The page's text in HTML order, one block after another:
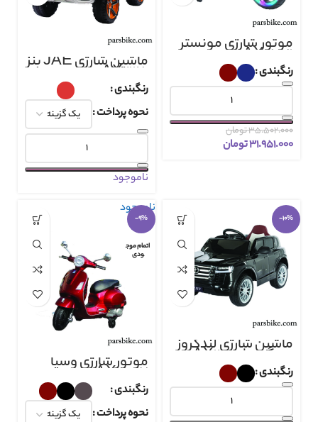
موتور شارژی مونستر
AX3071
رنگبندی
۳۵.۵۰۲.۰۰۰تومان
۳۱.۹۵۱.۰۰۰تومان
ماشین شارژی JAE بنز AX2125
رنگبندی
نحوه پرداخت
ناموجود
-10%
ماشین شارژی لندکروز
دزدگیر دار AX2118
رنگبندی
ناموجود
-9%
اتمام موج
ودی
موتور شارژی وسپا
AX3067
رنگبندی
نحوه پرداخت